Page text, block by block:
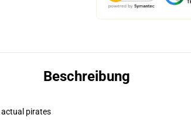
Beschreibung
actual pirates